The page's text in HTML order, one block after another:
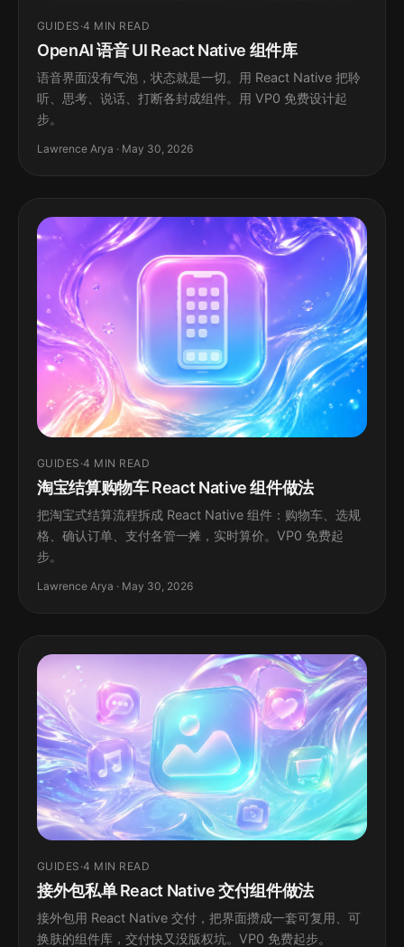
GUIDES ·4 MIN READ
OpenAI 语音 UI React Native 组件库
语音界面没有气泡，状态就是一切。用 React Native 把聆
听、思考、说话、打断各封成组件。用 VP0 免费设计起
步。
Lawrence Arya · May 30, 2026
GUIDES ·4 MIN READ
淘宝结算购物车 React Native 组件做法
把淘宝式结算流程拆成 React Native 组件：购物车、选规
格、确认订单、支付各管一摊，实时算价。VP0 免费起
步。
Lawrence Arya · May 30, 2026
GUIDES ·4 MIN READ
接外包私单 React Native 交付组件做法
接外包用 React Native 交付，把界面攒成一套可复用、可
换肤的组件库，交付快又没版权坑。VP0 免费起步。